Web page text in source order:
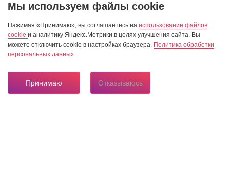
Мы используем файлы cookie
Нажимая «Принимаю», вы соглашаетесь на использование файлов
cookie и аналитику Яндекс.Метрики в целях улучшения сайта. Вы
можете отключить cookie в настройках браузера. Политика обработки
персональных данных.
Принимаю Отказываюсь